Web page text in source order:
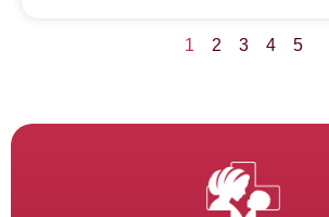
1 2 3 4 5